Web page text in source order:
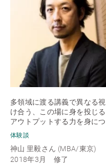
多領域に渡る講義で異なる
け合う、この場に身を投じ
アウトプットする力を身につ
体験談
神山 里毅さん (MBA/東京)
2018年3月 修了